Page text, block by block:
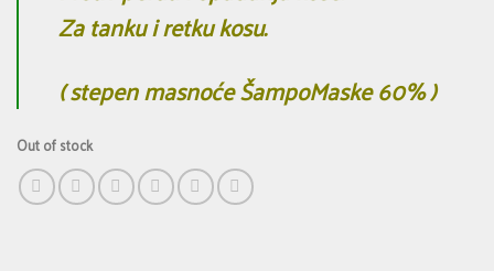
Za tanku i retku kosu.
( stepen masnoće ŠampoMaske 60% )
Out of stock